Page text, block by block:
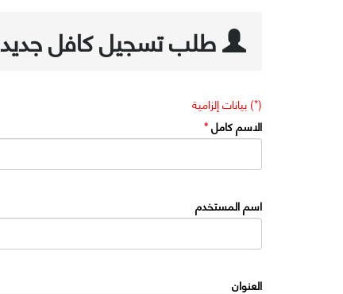
طلب تسجيل كافل جديد
(*) بيانات إلزامية
الاسم كامل *
اسم المستخدم
العنوان